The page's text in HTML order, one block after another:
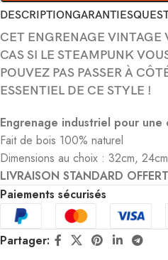
DESCRIPTIONGARANTIES
CET ENGRENAGE VINTAGE
CAS SI LE STEAMPUNK
POUVEZ PAS PASSER À
ESSENTIEL DE CE STYLE !
Engrenage industriel pour une
Fait de bois 100% naturel
Dimensions au choix : 32cm,
LIVRAISON STANDARD
Paiements sécurisés
Partager: